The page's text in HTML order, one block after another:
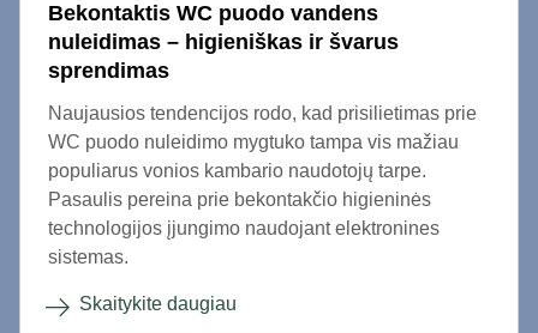
Bekontaktis WC puodo vandens
nuleidimas – higieniškas ir švarus
sprendimas
Naujausios tendencijos rodo, kad prisilietimas prie
WC puodo nuleidimo mygtuko tampa vis mažiau
populiarus vonios kambario naudotojų tarpe.
Pasaulis pereina prie bekontakčio higieninės
technologijos įjungimo naudojant elektronines
sistemas.
Skaitykite daugiau